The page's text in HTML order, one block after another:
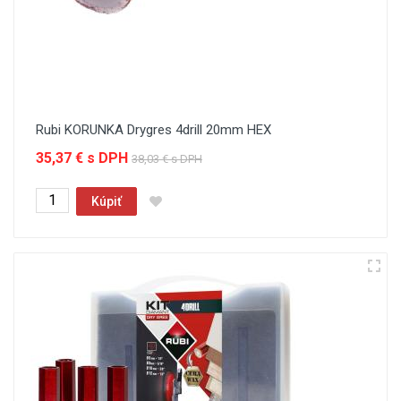
Rubi KORUNKA Drygres 4drill 20mm HEX
35,37 € s DPH 38,03 € s DPH
Kúpiť